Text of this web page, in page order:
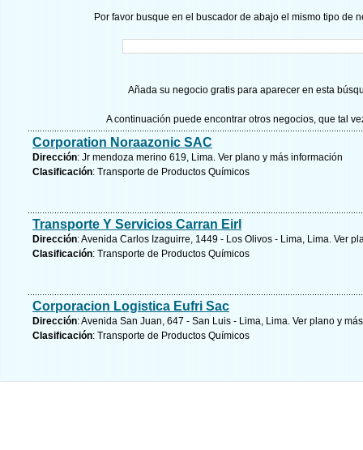
Por favor busque en el buscador de abajo el mismo tipo de
Añada su negocio gratis para aparecer en esta
A continuación puede encontrar otros negocios, que tal
Corporation Noraazonic SAC
Dirección: Jr mendoza merino 619, Lima. Ver plano y más información
Clasificación: Transporte de Productos Químicos
Transporte Y Servicios Carran Eirl
Dirección: Avenida Carlos Izaguirre, 1449 - Los Olivos - Lima, Lima. Ver
Clasificación: Transporte de Productos Químicos
Corporacion Logistica Eufri Sac
Dirección: Avenida San Juan, 647 - San Luis - Lima, Lima. Ver plano y
Clasificación: Transporte de Productos Químicos